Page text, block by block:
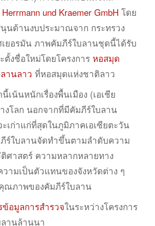
Herrmann und Kraemer GmbH โดย
นด้านงบประมาณจาก กระทรวง
เยอรมัน ภาพคัมภีร์ใบลานชุดนี้ได้รับ
ตั้งชื่อใหม่โดยโครงการ หอสมุด
านลาว ที่หอสมุดแห่งชาติลาว
เน้นหนักเรื่องพื้นเมือง (เอเชีย
งโลก นอกจากที่มีคัมภีร์ใบลาน
เก่าแก่ที่สุดในภูมิภาคเอเซียตะวัน
ภีร์ใบลานจัดทำขึ้นตามลำดับความ
ศาสตร์ ความหลากหลายทาง
ามเป็นตัวแทนของจังหวัดต่าง ๆ
ณภาพของคัมภีร์ใบลาน
อมูลการสำรวจในระหว่างโครงการ
านล้านนา